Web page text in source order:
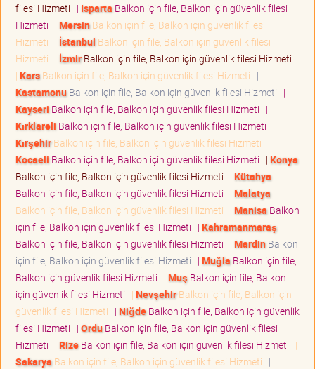
filesi Hizmeti | Isparta Balkon için file, Balkon için güvenlik filesi
Hizmeti | MersinBalkon için file, Balkon için güvenlik filesi
Hizmeti | İstanbul Balkon için file, Balkon için güvenlik filesi
Hizmeti | İzmirBalkon için file, Balkon için güvenlik filesi Hizmeti
| KarsBalkon için file, Balkon için güvenlik filesi Hizmeti |
KastamonuBalkon için file, Balkon için güvenlik filesi Hizmeti |
Kayseri Balkon için file, Balkon için güvenlik filesi Hizmeti |
Kırklareli Balkon için file, Balkon için güvenlik filesi Hizmeti |
KırşehirBalkon için file, Balkon için güvenlik filesi Hizmeti |
Kocaeli Balkon için file, Balkon için güvenlik filesi Hizmeti | Konya
Balkon için file, Balkon için güvenlik filesi Hizmeti | Kütahya
Balkon için file, Balkon için güvenlik filesi Hizmeti | Malatya
Balkon için file, Balkon için güvenlik filesi Hizmeti | Manisa Balkon
için file, Balkon için güvenlik filesi Hizmeti | Kahramanmaraş
Balkon için file, Balkon için güvenlik filesi Hizmeti | MardinBalkon
için file, Balkon için güvenlik filesi Hizmeti | Muğla Balkon için file,
Balkon için güvenlik filesi Hizmeti | Muş Balkon için file, Balkon
için güvenlik filesi Hizmeti | NevşehirBalkon için file, Balkon için
güvenlik filesi Hizmeti | NiğdeBalkon için file, Balkon için güvenlik
filesi Hizmeti | OrduBalkon için file, Balkon için güvenlik filesi
Hizmeti | RizeBalkon için file, Balkon için güvenlik filesi Hizmeti |
Sakarya Balkon için file, Balkon için güvenlik filesi Hizmeti |